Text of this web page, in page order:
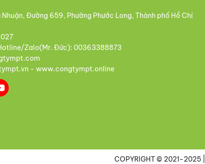
Đường 659, Phường Phước Long, Thành phố Hồ Chí
Zalo(Mr. Đức): 00363388873
- www.congtympt.online
COPYRIGHT © 2021-2025|